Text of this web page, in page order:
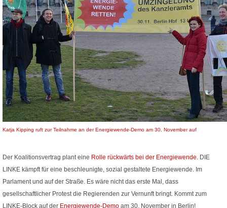
Katja Kipping ruft zur Teilnahme an der Energiewende-Demo am 30. November auf
Der Koalitionsvertrag plant eine Rolle rückwärts bei der Energiewende . DIE
LINKE kämpft für eine beschleunigte, sozial gestaltete Energiewende. Im
Parlament und auf der Straße. Es wäre nicht das erste Mal, dass
gesellschaftlicher Protest die Regierenden zur Vernunft bringt. Kommt zum
LINKE-Block auf der Energiewende-Demo am 30. November in Berlin!